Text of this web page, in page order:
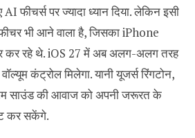
फीचर्स पर ज्यादा ध्यान दिया. लेकिन इसी
भी आने वाला है, जिसका iPhone
कर रहे थे. iOS 27 में अब अलग-अलग तरह
कंट्रोल मिलेगा. यानी यूजर्स रिंगटोन,
साउंड की आवाज को अपनी जरूरत के
कर सकेंगे.